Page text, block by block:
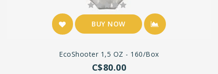
BUY NOW
EcoShooter 1,5 OZ - 160/Box
C$80.00